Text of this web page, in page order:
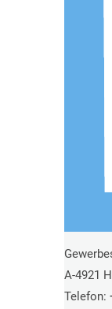
A-4921
Telefon: